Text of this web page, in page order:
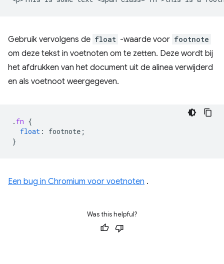
Gebruik vervolgens de float -waarde voor footnote
om deze tekst in voetnoten om te zetten. Deze wordt bij
het afdrukken van het document uit de alinea verwijderd
en als voetnoot weergegeven.
. fn {
float : footnote ;
}
Een bug in Chromium voor voetnoten .
Was this helpful?